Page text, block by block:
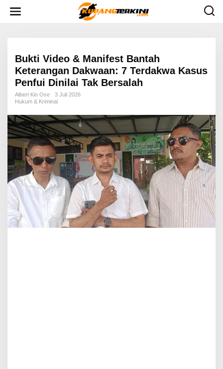
Bukti Video & Manifest Bantah
Keterangan Dakwaan: 7 Terdakwa Kasus
Penfui Dinilai Tak Bersalah
Albert Kin Ose
3 Juli 2026
Hukum & Kriminal